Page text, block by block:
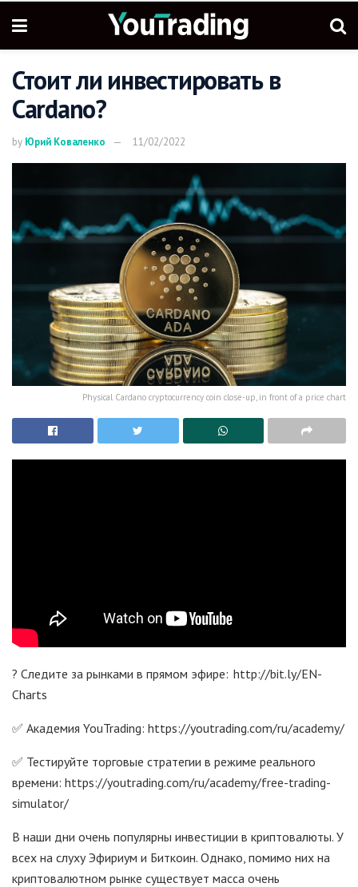
Стоит ли инвестировать в
Cardano?
by Юрий Коваленко 11/02/2022
Physical Cardano cryptocurrency coin close-up, in front of a price chart
? Следите за рынками в прямом эфире: http://bit.ly/EN-
Charts
✅ Академия YouTrading: https://youtrading.com/ru/academy/
✅ Тестируйте торговые стратегии в режиме реального
времени: https://youtrading.com/ru/academy/free-trading-
simulator/
В наши дни очень популярны инвестиции в криптовалюты. У
всех на слуху Эфириум и Биткоин. Однако, помимо них на
криптовалютном рынке существует масса очень